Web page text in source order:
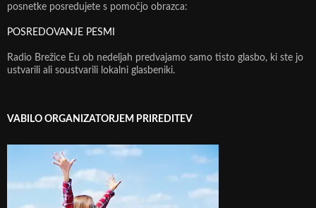
posnetke posredujete s pomočjo obrazca:
POSREDOVANJE PESMI
Radio Brežice Eu ob nedeljah predvajamo samo tisto glasbo, ki ste jo
ustvarili ali soustvarili lokalni glasbeniki.
VABILO ORGANIZATORJEM PRIREDITEV